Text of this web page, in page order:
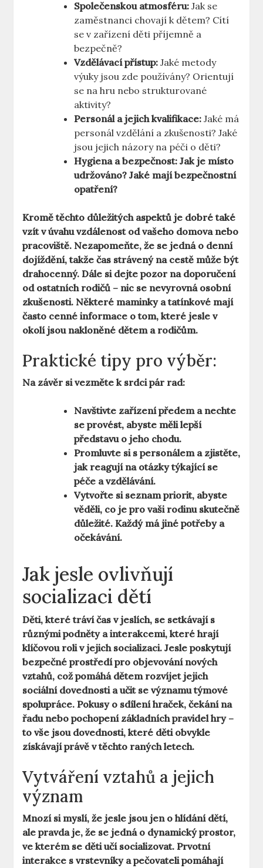
Společenskou atmosféru: Jak se
zaměstnanci chovají k dětem? Cítí
se v zařízení děti příjemně a
bezpečně?
Vzdělávací přístup: Jaké metody
výuky jsou zde používány? Orientují
se na hru nebo strukturované
aktivity?
Personál a jejich kvalifikace: Jaké má
personál vzdělání a zkušenosti? Jaké
jsou jejich názory na péči o děti?
Hygiena a bezpečnost: Jak je místo
udržováno? Jaké mají bezpečnostní
opatření?
Kromě těchto důležitých aspektů je dobré také
vzít v úvahu vzdálenost od vašeho domova nebo
pracoviště. Nezapomeňte, že se jedná o denní
dojíždění, takže čas strávený na cestě může být
drahocenný. Dále si dejte pozor na doporučení
od ostatních rodičů – nic se nevyrovná osobní
zkušenosti. Některé maminky a tatínkové mají
často cenné informace o tom, které jesle v
okolí jsou nakloněné dětem a rodičům.
Praktické tipy pro výběr:
Na závěr si vezměte k srdci pár rad:
Navštivte zařízení předem a nechte
se provést, abyste měli lepší
představu o jeho chodu.
Promluvte si s personálem a zjistěte,
jak reagují na otázky týkající se
péče a vzdělávání.
Vytvořte si seznam priorit, abyste
věděli, co je pro vaši rodinu skutečně
důležité. Každý má jiné potřeby a
očekávání.
Jak jesle ovlivňují
socializaci dětí
Děti, které tráví čas v jeslích, se setkávají s
různými podněty a interakcemi, které hrají
klíčovou roli v jejich socializaci. Jesle poskytují
bezpečné prostředí pro objevování nových
vztahů, což pomáhá dětem rozvíjet jejich
sociální dovednosti a učit se významu týmové
spolupráce. Pokusy o sdílení hraček, čekání na
řadu nebo pochopení základních pravidel hry –
to vše jsou dovednosti, které děti obvykle
získávají právě v těchto raných letech.
Vytváření vztahů a jejich
význam
Mnozí si myslí, že jesle jsou jen o hlídání dětí,
ale pravda je, že se jedná o dynamický prostor,
ve kterém se děti učí socializovat.Prvotní
interakce s vrstevníky a pečovateli pomáhají